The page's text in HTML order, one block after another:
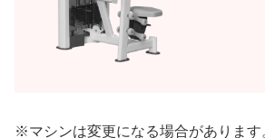
※マシンは変更になる場合があります